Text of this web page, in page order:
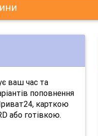
ваш час та
поповнення
карткою
або готівкою.